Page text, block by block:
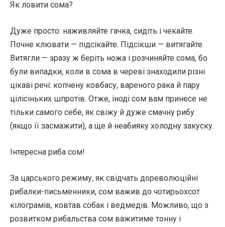
Як ловити сома?
Дуже просто: наживляйте гачка, сидіть і чекайте.
Почне клювати — підсікайте. Підсікши — витягайте.
Витягли — зразу ж беріть ножа і розчиняйте сома, бо
були випадки, коли в сома в череві знаходили різні
цікаві речі: копчену ковбасу, вареного рака й пару
цілісіньких шпротів. Отже, іноді сом вам принесе не
тільки самого себе, як свіжу й дуже смачну рибу
(якщо її засмажити), а ще й неабияку холодну закуску.
Інтересна риба сом!
За царського режиму, як свідчать дореволюційні
рибалки-письменники, сом важив до чотирьохсот
кілограмів, ковтав собак і ведмедів. Можливо, що з
розвитком рибальства сом важитиме тонну і